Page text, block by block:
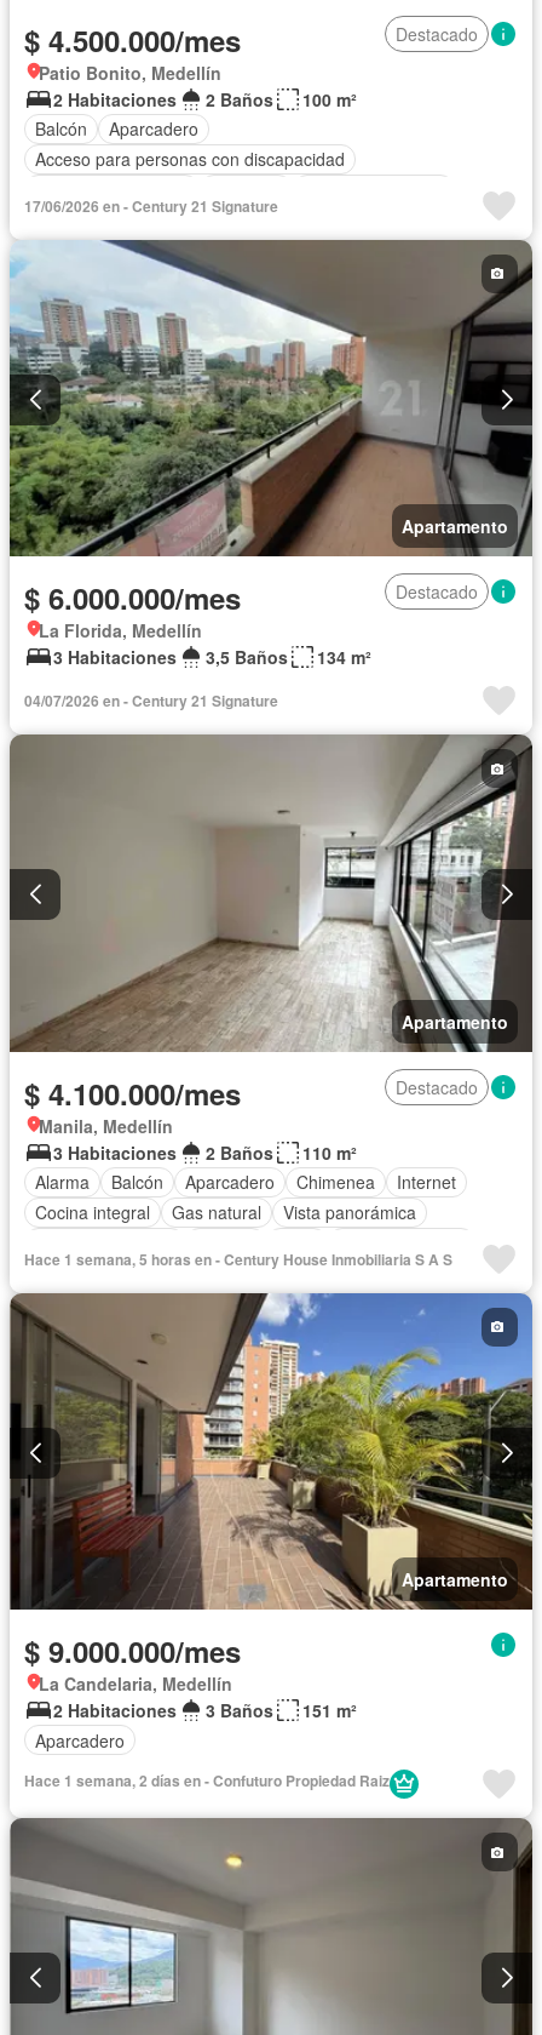
$ 4.500.000/mes
Destacado
Patio Bonito, Medellín
2 Habitaciones
2 Baños
100 m²
Balcón
Aparcadero
Acceso para personas con discapacidad
17/06/2026 en - Century 21 Signature
Apartamento
$ 6.000.000/mes
Destacado
La Florida, Medellín
3 Habitaciones
3,5 Baños 134 m²
04/07/2026 en - Century 21 Signature
Apartamento
$ 4.100.000/mes
Destacado
Manila, Medellín
3 Habitaciones
2 Baños
110 m²
Alarma
Balcón Aparcadero Chimenea
Internet
Cocina integral
Gas natural
Vista panorámica
Patio
Área infantil
Vigilante
Acceso para personas con discapacidad
Barbecue
Caseta de vigilancia
Seguridad privada Wifi
Permite mascotas
Permite niños
Solo familias
Hace 1 semana, 5 horas en - Century House Inmobiliaria S A S
Apartamento
$ 9.000.000/mes
La Candelaria, Medellín
2 Habitaciones
3 Baños
151 m²
Aparcadero
Hace 1 semana, 2 días en - Confuturo Propiedad Raiz